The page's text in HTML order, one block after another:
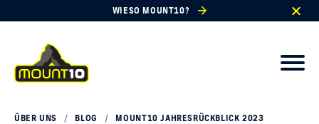
WIESO MOUNT10?
ÜBER UNS / BLOG / MOUNT10 JAHRESRÜCKBLICK 2023